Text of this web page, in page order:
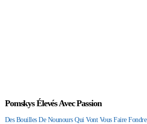
Pomskys Élevés Avec Passion
Des Bouilles De Nounours Qui Vont Vous Faire Fondre